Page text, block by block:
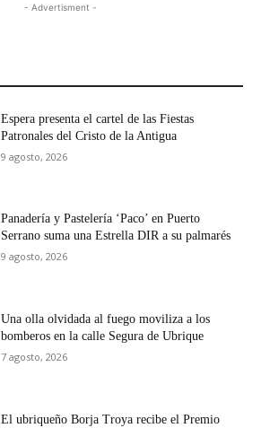
- Advertisment -
Espera presenta el cartel de las Fiestas
Patronales del Cristo de la Antigua
9 agosto, 2026
Panadería y Pastelería ‘Paco’ en Puerto
Serrano suma una Estrella DIR a su palmarés
9 agosto, 2026
Una olla olvidada al fuego moviliza a los
bomberos en la calle Segura de Ubrique
7 agosto, 2026
El ubriqueño Borja Troya recibe el Premio